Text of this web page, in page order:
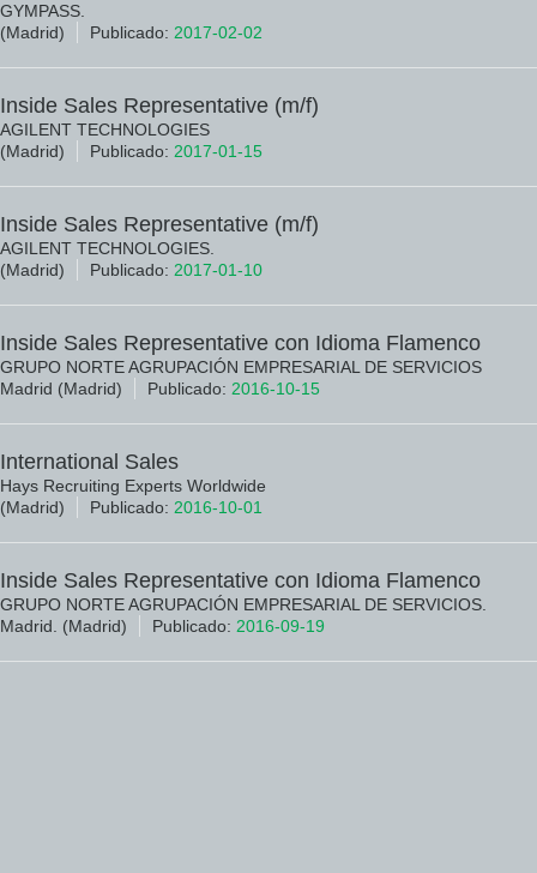
GYMPASS.
(Madrid)
Publicado: 2017-02-02
Inside Sales Representative (m/f)
AGILENT TECHNOLOGIES
(Madrid)
Publicado: 2017-01-15
Inside Sales Representative (m/f)
AGILENT TECHNOLOGIES.
(Madrid)
Publicado: 2017-01-10
Inside Sales Representative con Idioma Flamenco
GRUPO NORTE AGRUPACIÓN EMPRESARIAL DE SERVICIOS
Madrid (Madrid)
Publicado: 2016-10-15
International Sales
Hays Recruiting Experts Worldwide
(Madrid)
Publicado: 2016-10-01
Inside Sales Representative con Idioma Flamenco
GRUPO NORTE AGRUPACIÓN EMPRESARIAL DE SERVICIOS.
Madrid. (Madrid)
Publicado: 2016-09-19